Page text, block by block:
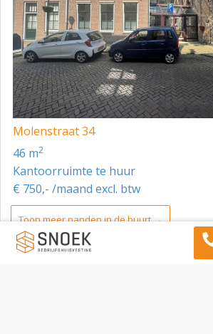
Molenstraat 34
46 m2
Kantoorruimte te huur
€ 750,- /maand excl. btw
Toon meer panden in de buurt →